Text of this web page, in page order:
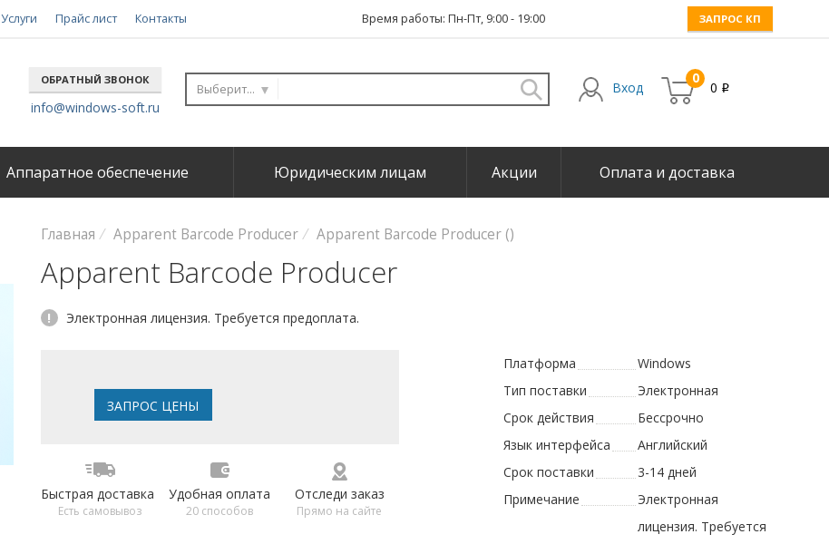
Услуги Прайс лист Контакты Время работы: Пн-Пт, 9:00 - 19:00 ЗАПРОС КП
ОБРАТНЫЙ ЗВОНОК
info@windows-soft.ru
Выберите... Вход
0
0 i
Аппаратное обеспечение Юридическим лицам Акции Оплата и доставка
Главная Apparent Barcode Producer Apparent Barcode Producer ()
Apparent Barcode Producer
! Электронная лицензия. Требуется предоплата.
ЗАПРОС ЦЕНЫ
Быстрая доставка
Есть самовывоз
Удобная оплата
20 способов
Отследи заказ
Прямо на сайте
Платформа
Windows
Тип поставки
Электронная
Срок действия
Бессрочно
Язык интерфейса
Английский
Срок поставки
3-14 дней
Примечание
Электронная
лицензия. Требуется